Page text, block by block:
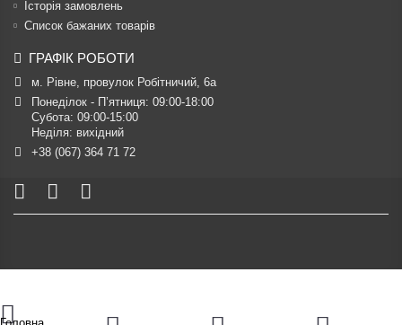
Історія замовлень
Список бажаних товарів
ГРАФІК РОБОТИ
м. Рівне, провулок Робітничий, 6а
Понеділок - П’ятниця: 09:00-18:00
Субота: 09:00-15:00
Неділя: вихідний
+38 (067) 364 71 72